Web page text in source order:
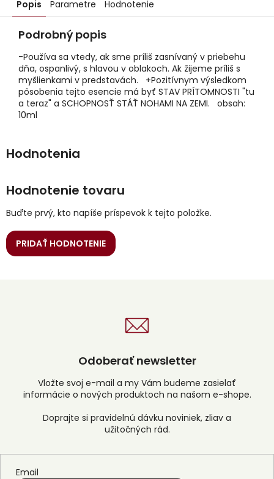
Popis Parametre Hodnotenie
Podrobný popis
-Používa sa vtedy, ak sme príliš zasnívaný v priebehu
dňa, ospanlivý, s hlavou v oblakoch. Ak žijeme príliš s
myšlienkami v predstavách. +Pozitívnym výsledkom
pôsobenia tejto esencie má byť STAV PRÍTOMNOSTI "tu
a teraz" a SCHOPNOSŤ STÁŤ NOHAMI NA ZEMI. obsah:
10ml
Hodnotenie tovaru
Buďte prvý, kto napíše príspevok k tejto položke.
PRIDAŤ HODNOTENIE
Odoberať newsletter
Vložte svoj e-mail a my Vám budeme zasielať
informácie o nových produktoch na našom e-shope.
Email